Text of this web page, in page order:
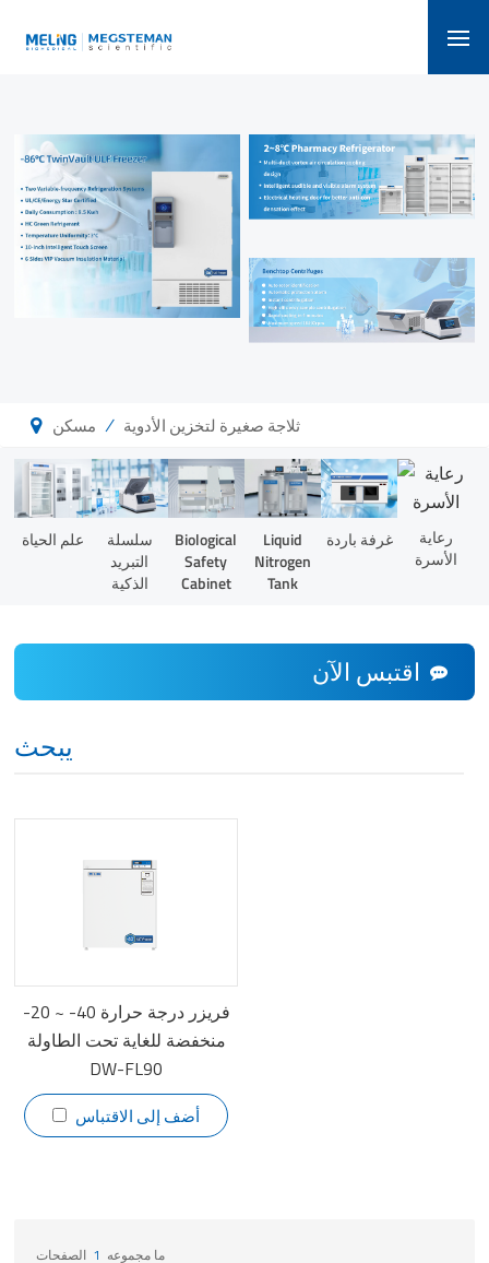
مسكن / ثلاجة صغيرة لتخزين الأدوية
علم الحياة
سلسلة
التبريد
الذكية
Biological
Safety
Cabinet
Liquid
Nitrogen
Tank
غرفة باردة
رعاية
الأسرة
اقتبس الآن
يبحث
-20 ~ -40 فريزر درجة حرارة
منخفضة للغاية تحت الطاولة
DW-FL90
أضف إلى الاقتباس
ما مجموعه 1 الصفحات